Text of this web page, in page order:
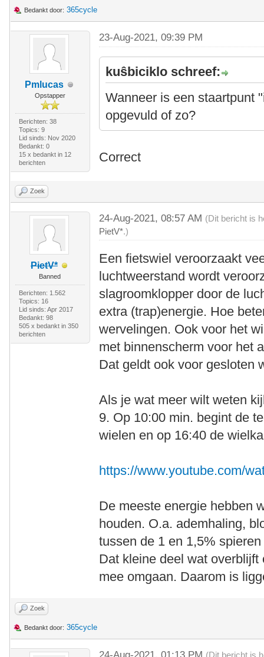
Bedankt door: 365cycle
Pmlucas
Opstapper
Berichten: 38
Topics: 9
Lid sinds: Nov 2020
Bedankt: 0
15 x bedankt in 12
berichten
23-Aug-2021, 09:39 PM
kuŝbiciklo schreef:
Wanneer is een staartpunt
opgevuld of zo?
Correct
Zoek
PietV*
Banned
Berichten: 1.562
Topics: 16
Lid sinds: Apr 2017
Bedankt: 98
505 x bedankt in 350
berichten
24-Aug-2021, 08:57 AM (Dit bericht is
PietV*.)
Een fietswiel veroorzaakt
luchtweerstand wordt
slagroomklopper door de
extra (trap)energie. Hoe
wervelingen. Ook voor het
met binnenscherm voor het
Dat geldt ook voor gesloten
Als je wat meer wilt weten
9. Op 10:00 min. begint de
wielen en op 16:40 de
https://www.youtube.com/
De meeste energie hebben
houden. O.a. ademhaling,
tussen de 1 en 1,5%
Dat kleine deel wat
mee omgaan. Daarom is
Zoek
Bedankt door: 365cycle